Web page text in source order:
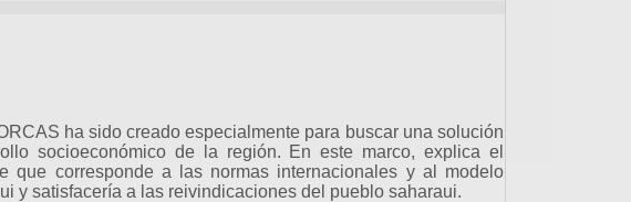
ha sido creado especialmente para buscar una solución
socioeconómico de la región. En este marco, explica el
que corresponde a las normas internacionales y al modelo
y satisfacería a las reivindicaciones del pueblo saharaui.